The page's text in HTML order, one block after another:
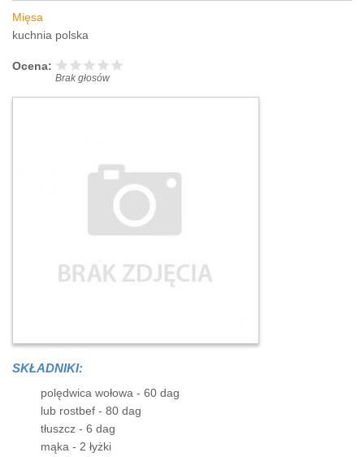
Mięsa
kuchnia polska
Ocena:
Brak głosów
SKŁADNIKI:
polędwica wołowa - 60 dag
lub rostbef - 80 dag
tłuszcz - 6 dag
mąka - 2 łyżki